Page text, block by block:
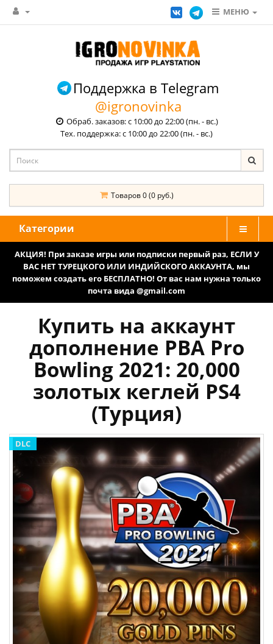
МЕНЮ
Поддержка в Telegram
@igronovinka
Обраб. заказов: с 10:00 до 22:00 (пн. - вс.)
Тех. поддержка: с 10:00 до 22:00 (пн. - вс.)
Товаров 0 (0 руб.)
Категории
АКЦИЯ! При заказе игры или подписки первый раз, ЕСЛИ У
ВАС НЕТ ТУРЕЦКОГО ИЛИ ИНДИЙСКОГО АККАУНТА, мы
поможем создать его БЕСПЛАТНО! От вас нам нужна только
почта вида @gmail.com
Купить на аккаунт
дополнение PBA Pro
Bowling 2021: 20,000
золотых кеглей PS4
(Турция)
DLC